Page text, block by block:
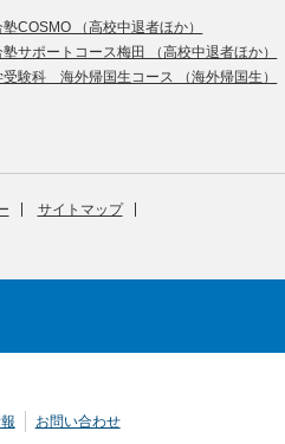
COSMO （高校中退者ほか）
塾サポートコース梅田 （高校中退者ほか）
受験科 海外帰国生コース （海外帰国生）
サイトマップ
お問い合わせ